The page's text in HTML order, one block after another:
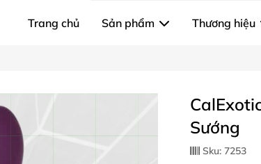
Trang chủ Sản phẩm Thương hiệu
Sướng
Sku: 7253